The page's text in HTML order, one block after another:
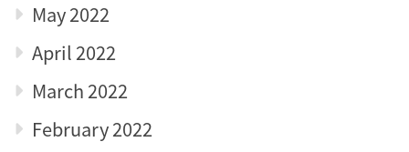
May 2022
April 2022
March 2022
February 2022